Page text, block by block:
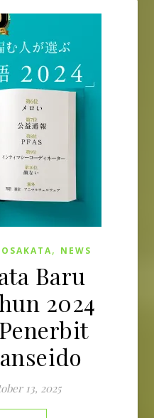
, NEWS
Baru
2024
13, 2025